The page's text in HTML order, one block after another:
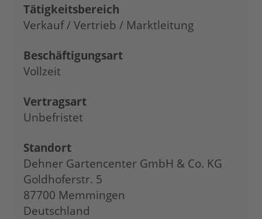
Tätigkeitsbereich
Verkauf / Vertrieb / Marktleitung
Beschäftigungsart
Vollzeit
Vertragsart
Unbefristet
Standort
Dehner Gartencenter GmbH & Co. KG
Goldhoferstr. 5
87700 Memmingen
Deutschland